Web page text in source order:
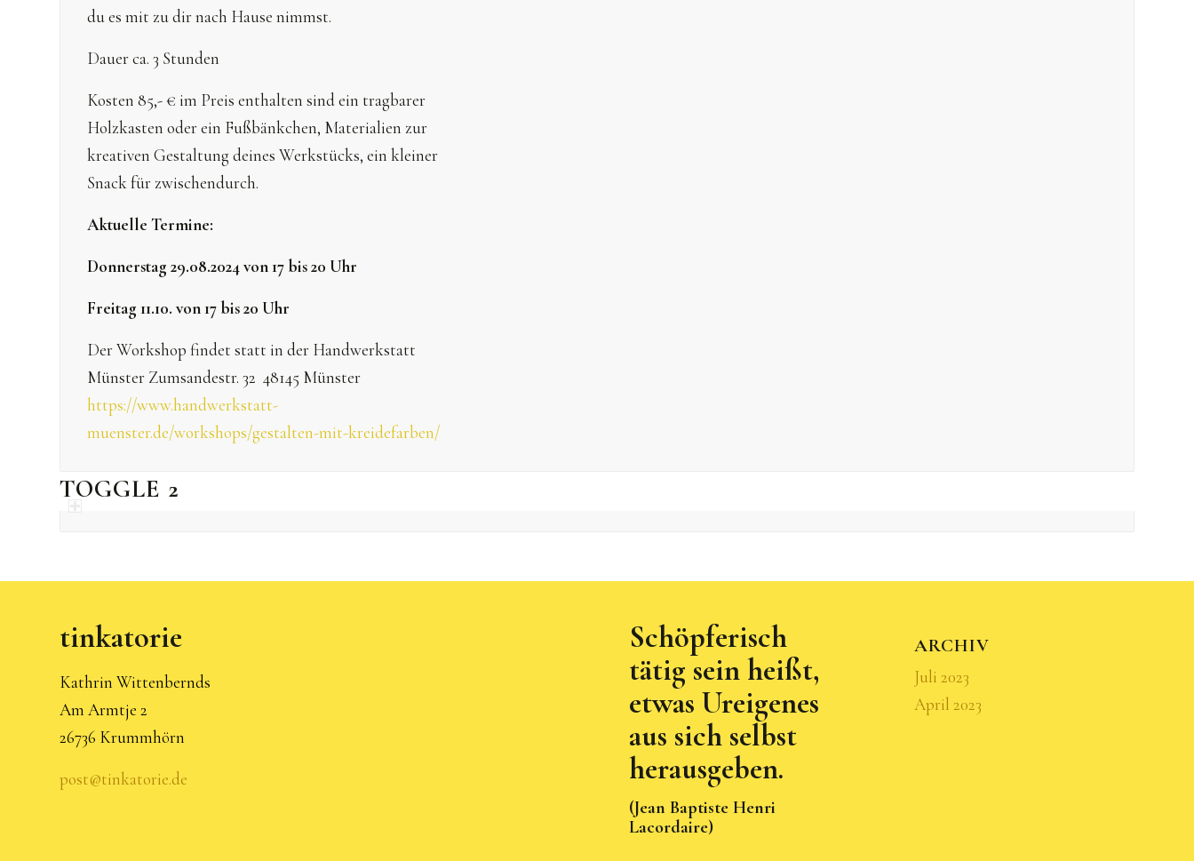
du es mit zu dir nach Hause nimmst.
Dauer ca. 3 Stunden
Kosten 85,- € im Preis enthalten sind ein tragbarer
Holzkasten oder ein Fußbänkchen, Materialien zur
kreativen Gestaltung deines Werkstücks, ein kleiner
Snack für zwischendurch.
Aktuelle Termine:
Donnerstag 29.08.2024 von 17 bis 20 Uhr
Freitag 11.10. von 17 bis 20 Uhr
Der Workshop findet statt in der Handwerkstatt
Münster Zumsandestr. 32 48145 Münster
https://www.handwerkstatt-
muenster.de/workshops/gestalten-mit-kreidefarben/
TOGGLE 2
tinkatorie
Kathrin Wittenbernds
Am Armtje 2
26736 Krummhörn
post@tinkatorie.de
Schöpferisch
tätig sein heißt,
etwas Ureigenes
aus sich selbst
herausgeben.
(Jean Baptiste Henri
Lacordaire)
ARCHIV
Juli 2023
April 2023